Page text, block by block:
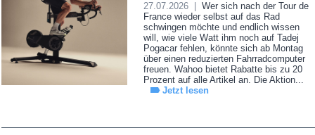
27.07.2026 |
Wer sich nach der Tour de
France wieder selbst auf das Rad
schwingen möchte und endlich wissen
will, wie viele Watt ihm noch auf Tadej
Pogacar fehlen, könnte sich ab Montag
über einen reduzierten Fahrradcomputer
freuen. Wahoo bietet Rabatte bis zu 20
Prozent auf alle Artikel an. Die Aktion...
Jetzt lesen